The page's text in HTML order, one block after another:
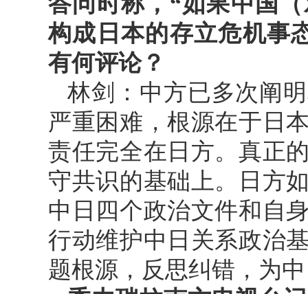
构成日本的存立危机事
有何评论？
林剑：中方已多次阐
严重困难，根源在于日
责任完全在日方。真正
守共识的基础上。日方
中日四个政治文件和自
行动维护中日关系政治
题根源，反思纠错，为